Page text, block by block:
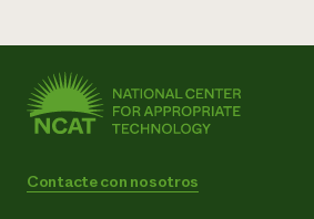
Contacte con nosotros